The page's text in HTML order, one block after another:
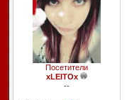
Посетители
xLEITOx
--